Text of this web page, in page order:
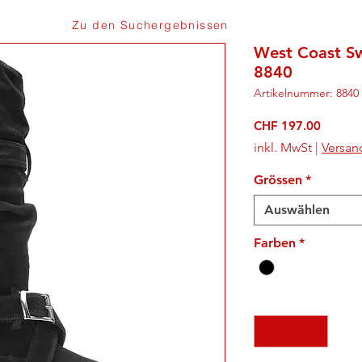
West Coast
8840
Artikelnummer: 8840
CHF 197.00Preis
inkl. MwSt |
Grössen *
Auswählen
Farben *
Zu den Suchergebnissen